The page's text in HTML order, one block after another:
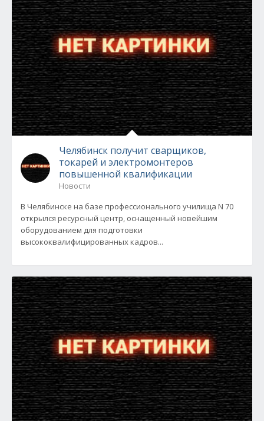
Челябинск получит сварщиков,
токарей и электромонтеров
повышенной квалификации
Новости
В Челябинске на базе профессионального училища N 70
открылся ресурсный центр, оснащенный новейшим
оборудованием для подготовки
высококвалифицированных кадров...